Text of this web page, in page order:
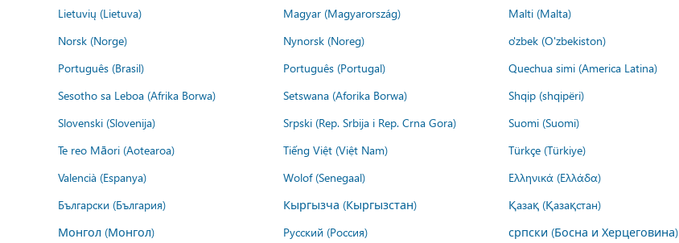
Lietuvių (Lietuva)
Magyar (Magyarország) Malti (Malta)
Norsk (Norge)
Nynorsk (Noreg) o'zbek (O'zbekiston)
Português (Brasil)
Português (Portugal) Quechua simi (America Latina)
Sesotho sa Leboa (Afrika Borwa)
Setswana (Aforika Borwa) Shqip (shqipëri)
Slovenski (Slovenija)
Srpski (Rep. Srbija i Rep. Crna Gora) Suomi (Suomi)
Te reo Māori (Aotearoa)
Tiếng Việt (Việt Nam) Türkçe (Türkiye)
Valencià (Espanya)
Wolof (Senegaal) Ελληνικά (Ελλάδα)
Български (България)
Кыргызча (Кыргызстан) Қазақ (Қазақстан)
Монгол (Монгол)
Русский (Россия) српски (Босна и Херцеговина)